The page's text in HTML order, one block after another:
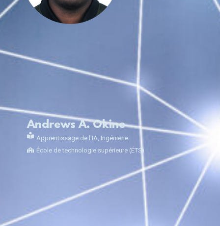
Andrews A. Okine
Apprentissage de l'IA Ingénierie
École de technologie supérieure (ÉTS)